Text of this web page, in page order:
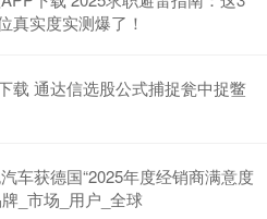
真实度实测爆了！
载 通达信选股公式捕捉瓮中捉鳖
车获德国“2025年度经销商满意度
_市场_用户_全球